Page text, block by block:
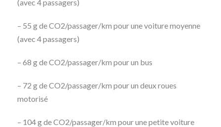
(avec 4 passagers)
– 55 g de CO2/passager/km pour une voiture moyenne
(avec 4 passagers)
– 68 g de CO2/passager/km pour un bus
– 72 g de CO2/passager/km pour un deux roues
motorisé
– 104 g de CO2/passager/km pour une petite voiture